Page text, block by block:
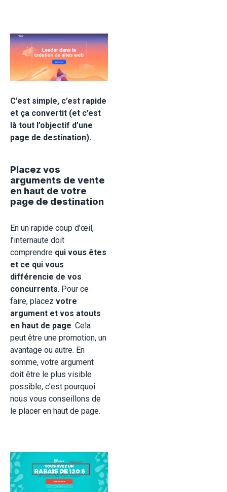
C’est simple, c’est rapide
et ça convertit (et c’est
là tout l’objectif d’une
page de destination).
Placez vos
arguments de vente
en haut de votre
page de destination
En un rapide coup d’œil,
l’internaute doit
comprendre qui vous êtes
et ce qui vous
différencie de vos
concurrents. Pour ce
faire, placez votre
argument et vos atouts
en haut de page. Cela
peut être une promotion, un
avantage ou autre. En
somme, votre argument
doit être le plus visible
possible, c’est pourquoi
nous vous conseillons de
le placer en haut de page.